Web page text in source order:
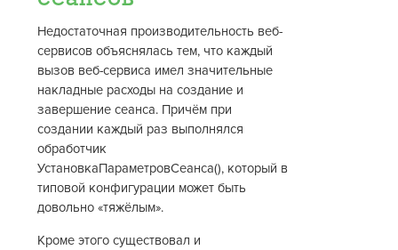
Недостаточная производительность веб-
сервисов объяснялась тем, что каждый
вызов веб-сервиса имел значительные
накладные расходы на создание и
завершение сеанса. Причём при
создании каждый раз выполнялся
обработчик
УстановкаПараметровСеанса(), который в
типовой конфигурации может быть
довольно «тяжёлым».
Кроме этого существовал и